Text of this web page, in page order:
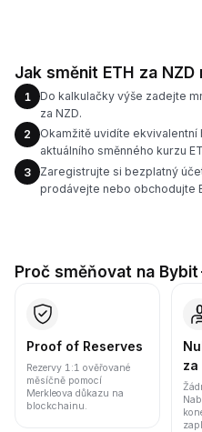
Jak směnit ETH za
1
Do kalkulačky výše zadejte
za NZD.
2
Okamžitě uvidíte ekvivalentní
aktuálního směnného kurzu
3
Zaregistrujte si bezplatný
prodávejte nebo obchodujte
Proč směňovat na
Proof of Reserves
Rezervy 1:1 ověřované
měsíčně pomocí
Merkleova důkazu na
blockchainu.
za